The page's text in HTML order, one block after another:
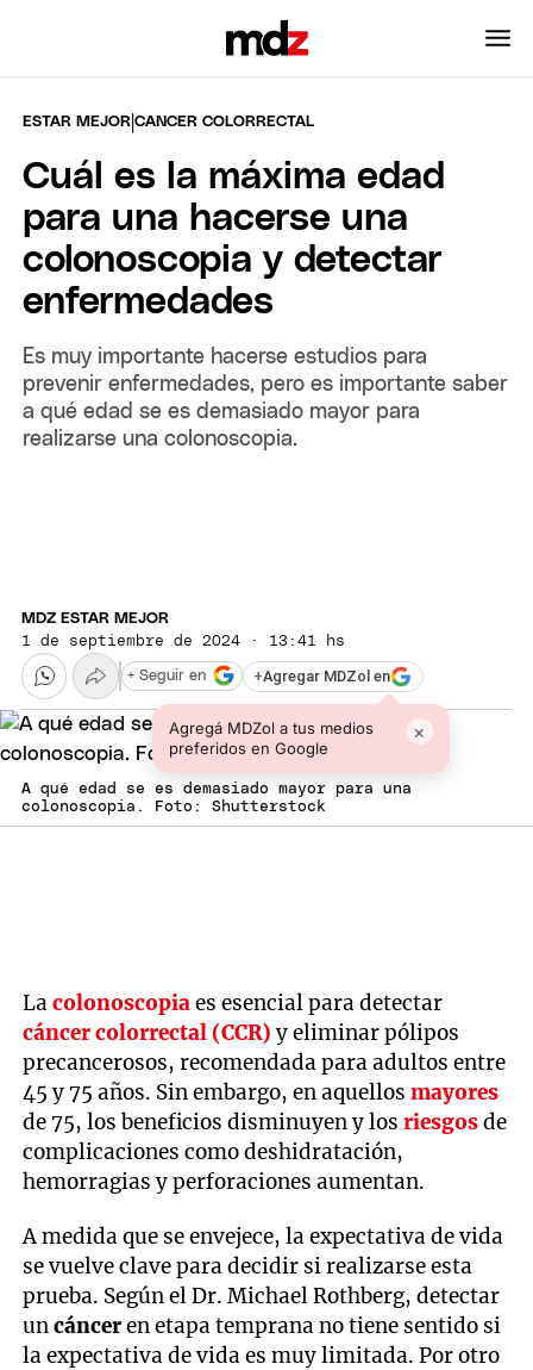
ESTAR MEJOR |CANCER COLORRECTAL
Cuál es la máxima edad
para una hacerse una
colonoscopia y detectar
enfermedades
Es muy importante hacerse estudios para
prevenir enfermedades, pero es importante saber
a qué edad se es demasiado mayor para
realizarse una colonoscopia.
MDZ ESTAR MEJOR
1 de septiembre de 2024 · 13:41 hs
+Agregar MDZol en
Agregá MDZol a tus medios
preferidos en Google
×
+ Seguir en
A qué edad se es demasiado mayor para una
colonoscopia. Foto: Shutterstock
Lacolonoscopiaes esencial para detectar
cáncer colorrectal (CCR) y eliminar pólipos
precancerosos, recomendada para adultos entre
45 y 75 años. Sin embargo, en aquellosmayores
de 75, los beneficios disminuyen y losriesgosde
complicaciones como deshidratación,
hemorragias y perforaciones aumentan.
A medida que se envejece, la expectativa de vida
se vuelve clave para decidir si realizarse esta
prueba. Según el Dr. Michael Rothberg, detectar
uncánceren etapa temprana no tiene sentido si
la expectativa de vida es muy limitada. Por otro